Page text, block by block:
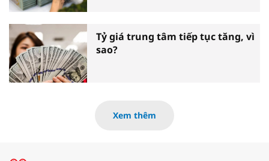
Tỷ giá trung tâm tiếp tục tăng, vì
sao?
Xem thêm